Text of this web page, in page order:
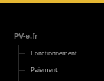
PV-e.fr
Fonctionnement
Paiement